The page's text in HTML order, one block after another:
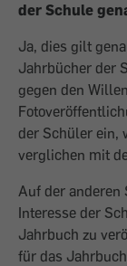
der Schule
Ja, dies gilt
Jahrbücher der
gegen den
der Schüler ein,
verglichen mit
Auf der anderen
Interesse der
Jahrbuch zu
für das